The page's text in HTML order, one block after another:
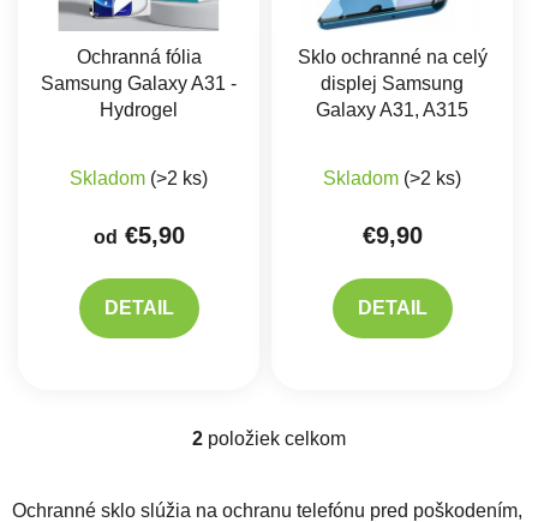
Ochranná fólia
Samsung Galaxy A31 -
Hydrogel
Skladom (>2 ks)
od €5,90
DETAIL
Sklo ochranné na celý
displej Samsung
Galaxy A31, A315
Skladom (>2 ks)
€9,90
DETAIL
Ovládacie prvky výpisu
2 položiek celkom
Ochranné sklo slúžia na ochranu telefónu pred poškodením,